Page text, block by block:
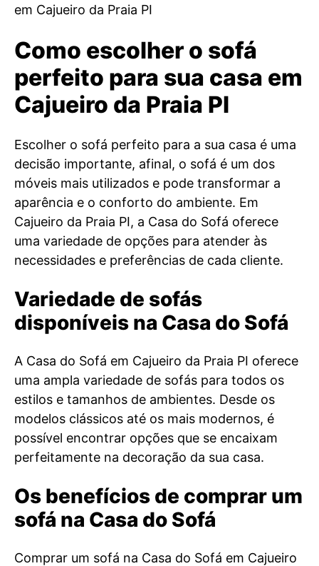
Como escolher o sofá
perfeito para sua casa em
Cajueiro da Praia PI
Escolher o sofá perfeito para a sua casa é uma
decisão importante, afinal, o sofá é um dos
móveis mais utilizados e pode transformar a
aparência e o conforto do ambiente. Em
Cajueiro da Praia PI, a Casa do Sofá oferece
uma variedade de opções para atender às
necessidades e preferências de cada cliente.
Variedade de sofás
disponíveis na Casa do Sofá
A Casa do Sofá em Cajueiro da Praia PI oferece
uma ampla variedade de sofás para todos os
estilos e tamanhos de ambientes. Desde os
modelos clássicos até os mais modernos, é
possível encontrar opções que se encaixam
perfeitamente na decoração da sua casa.
Os benefícios de comprar um
sofá na Casa do Sofá
Comprar um sofá na Casa do Sofá em Cajueiro